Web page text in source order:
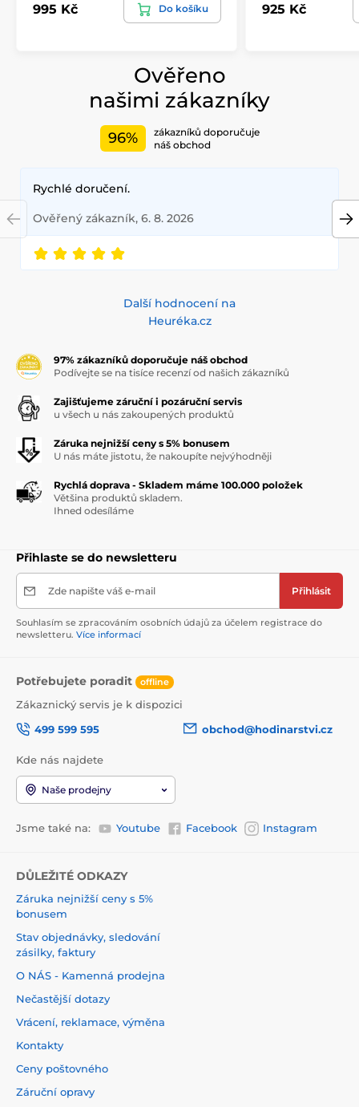
995 Kč Do košíku 925 Kč
Ověřeno
našimi zákazníky
96%
zákazníků doporučuje
náš obchod
Rychlé doručení.
Ověřený zákazník, 6. 8. 2026
Další hodnocení na
Heuréka.cz
97% zákazníků doporučuje náš obchod
Podívejte se na tisíce recenzí od našich zákazníků
Zajišťujeme záruční i pozáruční servis
u všech u nás zakoupených produktů
Záruka nejnižší ceny s 5% bonusem
U nás máte jistotu, že nakoupíte nejvýhodněji
Rychlá doprava - Skladem máme 100.000 položek
Většina produktů skladem.
Ihned odesíláme
Přihlaste se do newsletteru
Zde napište váš e-mail Přihlásit
Souhlasím se zpracováním osobních údajů za účelem registrace do
newsletteru. Více informací
Potřebujete poradit offline
Zákaznický servis je k dispozici
499 599 595
obchod@hodinarstvi.cz
Kde nás najdete
Naše prodejny
Jsme také na: Youtube Facebook Instagram
DŮLEŽITÉ ODKAZY
Záruka nejnižší ceny s 5%
bonusem
Stav objednávky, sledování
zásilky, faktury
O NÁS - Kamenná prodejna
Nečastější dotazy
Vrácení, reklamace, výměna
Kontakty
Ceny poštovného
Záruční opravy